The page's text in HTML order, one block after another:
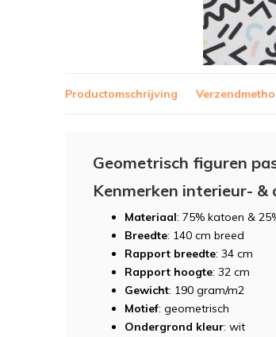
Productomschrijving
Geometrisch figuren
Kenmerken interieur- &
Materiaal: 75% katoen &
Breedte: 140 cm breed
Rapport breedte: 34 cm
Rapport hoogte: 32 cm
Gewicht: 190 gram/m2
Motief: geometrisch
Ondergrond kleur: wit